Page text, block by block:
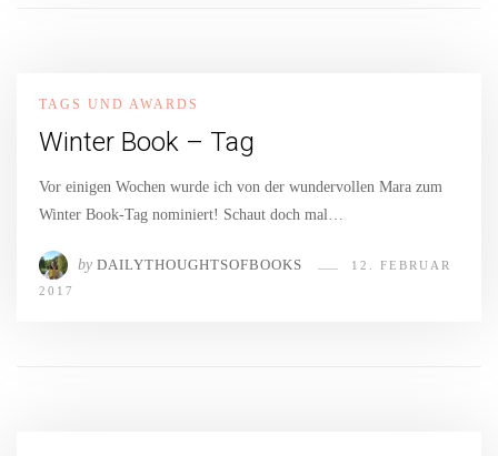
TAGS UND AWARDS
Winter Book – Tag
Vor einigen Wochen wurde ich von der wundervollen Mara zum
Winter Book-Tag nominiert! Schaut doch mal…
by DAILYTHOUGHTSOFBOOKS
12. FEBRUAR
2017